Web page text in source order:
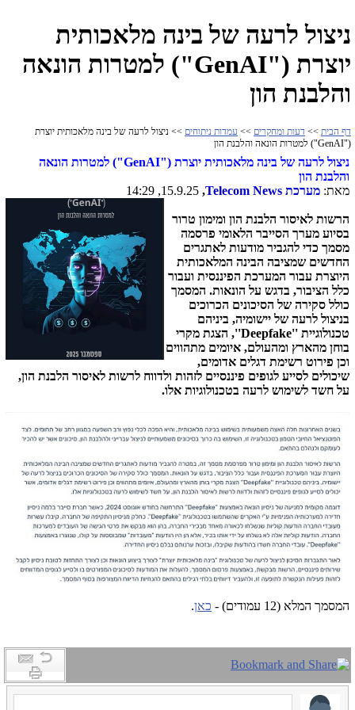
ניצול לרעה של בינה מלאכותית
יוצרת ("GenAI") למטרות הונאה
והלבנת הון
דף הבית >> דעות ומחקרים >> עמדות ניתוחים >> ניצול לרעה של בינה מלאכותית יוצרת
("GenAI") למטרות הונאה והלבנת הון
ניצול לרעה של בינה מלאכותית יוצרת ("GenAI") למטרות הונאה
והלבנת הון
מאת: מערכת Telecom News
,
הרשות לאיסור הלבנת הון ומימון טרור
בסיוע מערך הסייבר הלאומי פרסמה
מסמך כדי להגביר מודעות לאתגרים
החדשים שמציבה הבינה המלאכותית
היוצרת עבור המערכת הפיננסית ועבור
כלל הציבור, בדגש על הונאות. המסמך
כולל סקירה של הסיכונים הכרוכים
בניצול לרעה של יישומיה, ביניהם
טכנולוגיית ''Deepfake'', הצגת מקרי
בוחן מהארץ ומהעולם, איומים מתהווים
וכן פירוט רשימת דגלים אדומים,
שיכולים לסייע לגופים פיננסיים לזהות ולדווח לרשות לאיסור הלבנת הון,
על חשד לשימוש לרעה בטכנולוגיות אלו.
המסמך המלא (12 עמודים) - כאן.